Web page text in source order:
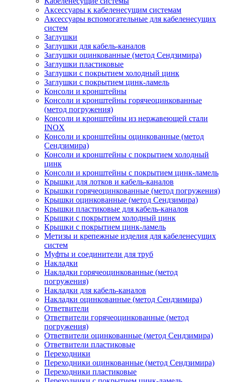
Аксессуары к кабеленесущим системам
Аксессуары вспомогательные для кабеленесущих
систем
Заглушки
Заглушки для кабель-каналов
Заглушки оцинкованные (метод Сендзимира)
Заглушки пластиковые
Заглушки с покрытием холодный цинк
Заглушки с покрытием цинк-ламель
Консоли и кронштейны
Консоли и кронштейны горячеоцинкованные
(метод погружения)
Консоли и кронштейны из нержавеющей стали
INOX
Консоли и кронштейны оцинкованные (метод
Сендзимира)
Консоли и кронштейны с покрытием холодный
цинк
Консоли и кронштейны с покрытием цинк-ламель
Крышки для лотков и кабель-каналов
Крышки горячеоцинкованные (метод погружения)
Крышки оцинкованные (метод Сендзимира)
Крышки пластиковые для кабель-каналов
Крышки с покрытием холодный цинк
Крышки с покрытием цинк-ламель
Метизы и крепежные изделия для кабеленесущих
систем
Муфты и соединители для труб
Накладки
Накладки горячеоцинкованные (метод
погружения)
Накладки для кабель-каналов
Накладки оцинкованные (метод Сендзимира)
Ответвители
Ответвители горячеоцинкованные (метод
погружения)
Ответвители оцинкованные (метод Сендзимира)
Ответвители пластиковые
Переходники
Переходники оцинкованные (метод Сендзимира)
Переходники пластиковые